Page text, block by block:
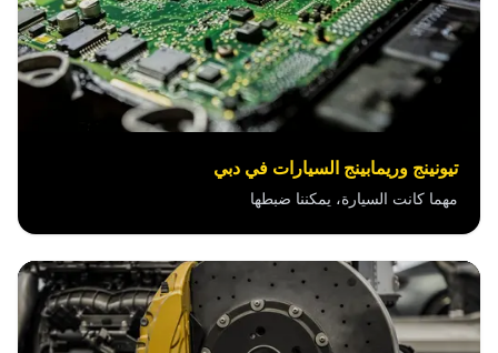
تيونينج وريمابينج السيارات في دبي
مهما كانت السيارة، يمكننا ضبطها